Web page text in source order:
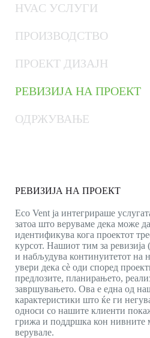
HVAC УСЛУГИ
ПРОИЗВОДСТВО
ПРОЕКТ ДИЗАЈН
РЕВИЗИЈА НА ПРОЕКТ
ОДРЖУВАЊЕ
РЕВИЗИЈА НА ПРОЕКТ
Eco Vent ја интегрираше
затоа што веруваме дека може
идентификува кога проектот
курсот. Нашиот тим за ревизија
и набљудува континуитетот на
увери дека сè оди според
предлозите, планирањето,
завршувањето. Ова е една од
карактеристики што ќе ги
односи со нашите клиенти
грижа и поддршка кон нивните
верувале.